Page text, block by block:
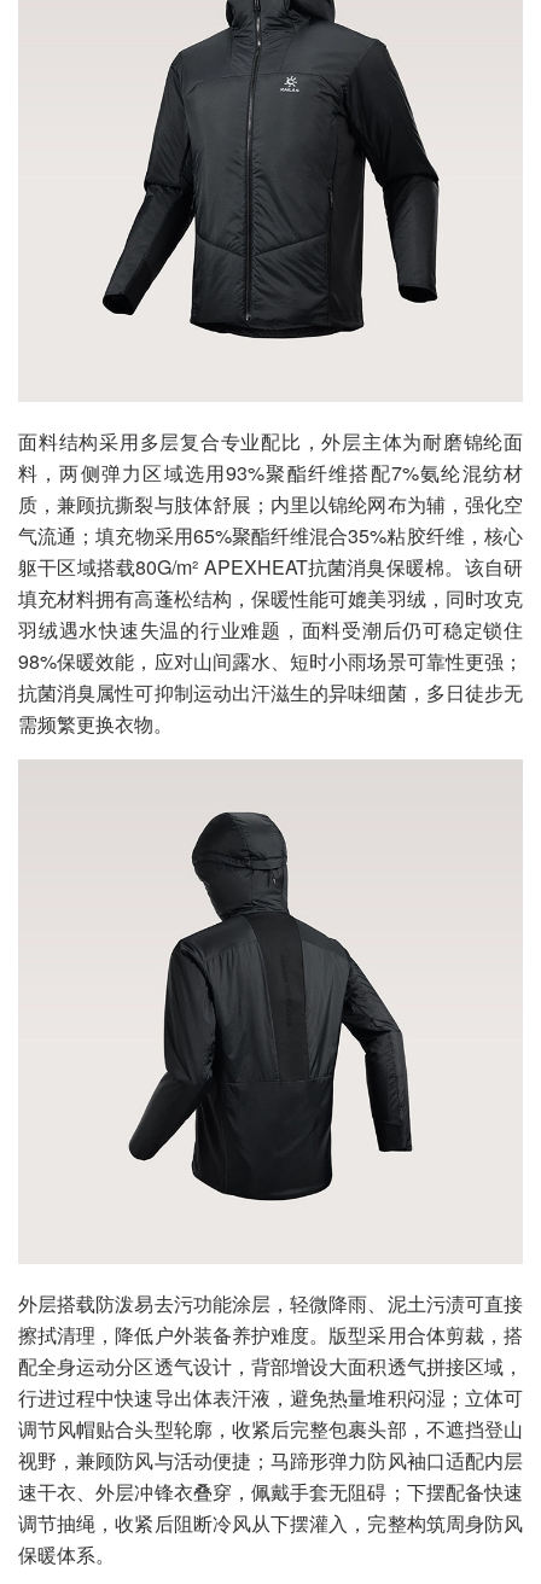
面料结构采用多层复合专业配比，外层主体为耐磨锦纶面
料，两侧弹力区域选用93%聚酯纤维搭配7%氨纶混纺材
质，兼顾抗撕裂与肢体舒展；内里以锦纶网布为辅，强化空
气流通；填充物采用65%聚酯纤维混合35%粘胶纤维，核心
躯干区域搭载80G/m² APEXHEAT抗菌消臭保暖棉。该自研
填充材料拥有高蓬松结构，保暖性能可媲美羽绒，同时攻克
羽绒遇水快速失温的行业难题，面料受潮后仍可稳定锁住
98%保暖效能，应对山间露水、短时小雨场景可靠性更强；
抗菌消臭属性可抑制运动出汗滋生的异味细菌，多日徒步无
需频繁更换衣物。
外层搭载防泼易去污功能涂层，轻微降雨、泥土污渍可直接
擦拭清理，降低户外装备养护难度。版型采用合体剪裁，搭
配全身运动分区透气设计，背部增设大面积透气拼接区域，
行进过程中快速导出体表汗液，避免热量堆积闷湿；立体可
调节风帽贴合头型轮廓，收紧后完整包裹头部，不遮挡登山
视野，兼顾防风与活动便捷；马蹄形弹力防风袖口适配内层
速干衣、外层冲锋衣叠穿，佩戴手套无阻碍；下摆配备快速
调节抽绳，收紧后阻断冷风从下摆灌入，完整构筑周身防风
保暖体系。